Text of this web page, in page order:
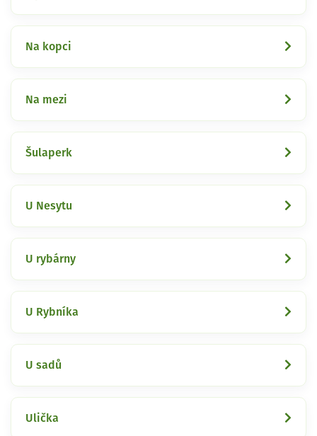
Na kopci
Na mezi
Šulaperk
U Nesytu
U rybárny
U Rybníka
U sadů
Ulička